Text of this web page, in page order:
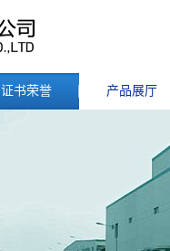
证书荣誉 产品展厅